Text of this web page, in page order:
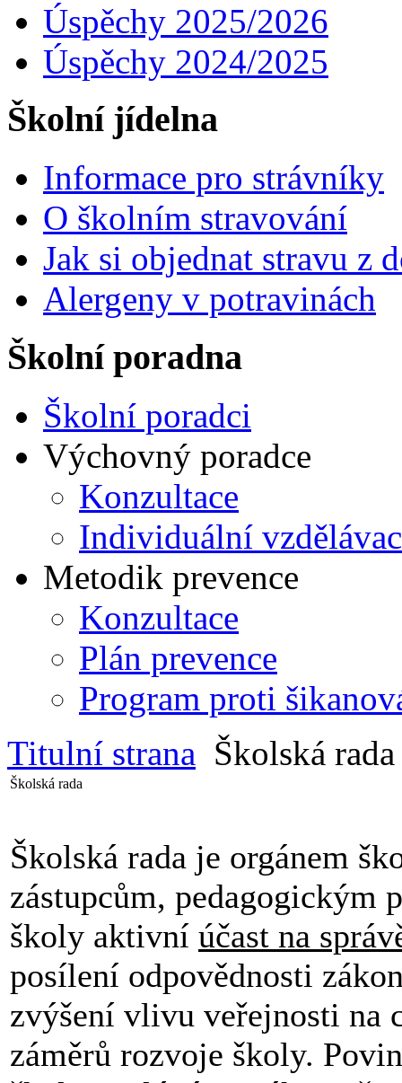
Úspěchy 2025/2026
Úspěchy 2024/2025
Školní jídelna
Informace pro strávníky
O školním stravování
Jak si objednat stravu z
Alergeny v potravinách
Školní poradna
Školní poradci
Výchovný poradce
Konzultace
Individuální
Metodik prevence
Konzultace
Plán prevence
Program proti
Titulní strana Školská rada
Školská rada
Školská rada je orgánem
zástupcům, pedagogickým
školy aktivní účast na
posílení odpovědnosti
zvýšení vlivu veřejnosti na
záměrů rozvoje školy.